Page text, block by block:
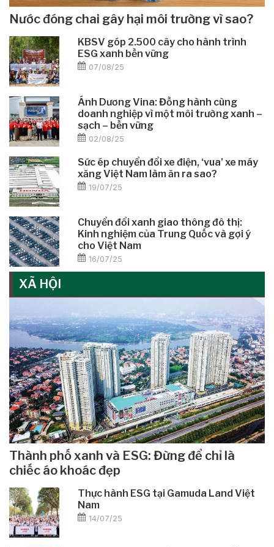
Nước đóng chai gây hại môi trường vì sao?
KBSV góp 2.500 cây cho hành trình
ESG xanh bền vững
07/08/25
Ánh Dương Vina: Đồng hành cùng
doanh nghiệp vì một môi trường xanh –
sạch – bền vững
02/08/25
Sức ép chuyển đổi xe điện, ‘vua’ xe máy
xăng Việt Nam làm ăn ra sao?
19/07/25
Chuyển đổi xanh giao thông đô thị:
Kinh nghiệm của Trung Quốc và gợi ý
cho Việt Nam
16/07/25
XÃ HỘI
Thành phố xanh và ESG: Đừng để chỉ là
chiếc áo khoác đẹp
Thực hành ESG tại Gamuda Land Việt
Nam
14/07/25